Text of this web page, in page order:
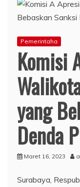
Pemerintaha
Komisi
yang
Denda
Maret 16, 2023
Surabaya,